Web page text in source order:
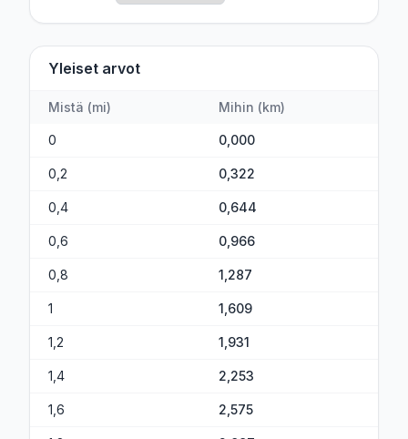
Yleiset arvot
Mistä (mi) Mihin (km)
0 0,000
0,2 0,322
0,4 0,644
0,6 0,966
0,8 1,287
1 1,609
1,2 1,931
1,4 2,253
1,6 2,575